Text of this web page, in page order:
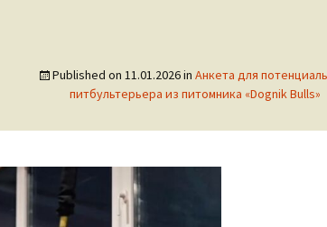
Published on 11.01.2026in Анкета для
питбультерьера из питомника «Dognik Bulls»